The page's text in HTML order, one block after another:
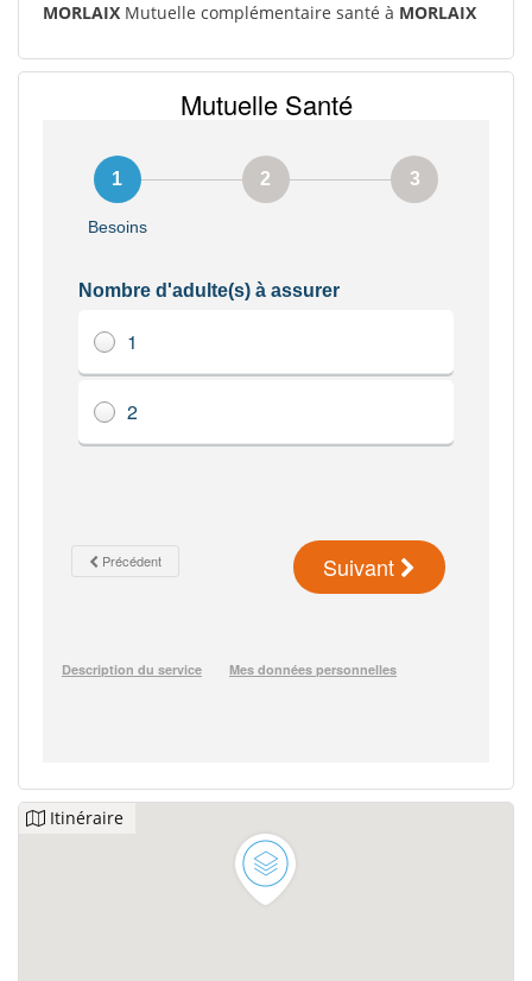
MORLAIX Mutuelle complémentaire santé à MORLAIX
Itinéraire